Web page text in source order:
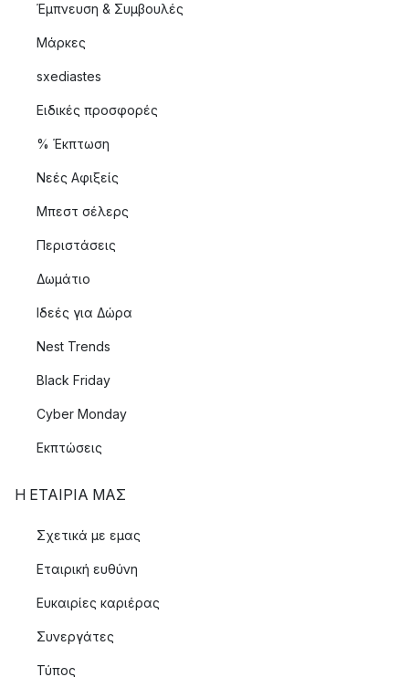
Έμπνευση & Συμβουλές
Μάρκες
sxediastes
Ειδικές προσφορές
% Έκπτωση
Νεές Αφιξείς
Μπεστ σέλερς
Περιστάσεις
Δωμάτιο
Ιδεές για Δώρα
Nest Trends
Black Friday
Cyber Monday
Εκπτώσεις
Η ΕΤΑΊΡΙΑ ΜΑΣ
Σχετικά με εμας
Εταιρική ευθύνη
Ευκαιρίες καριέρας
Συνεργάτες
Τύπος